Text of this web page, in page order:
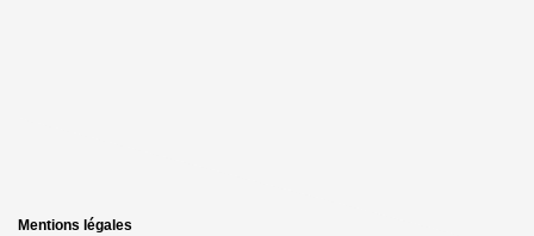
Mentions légales